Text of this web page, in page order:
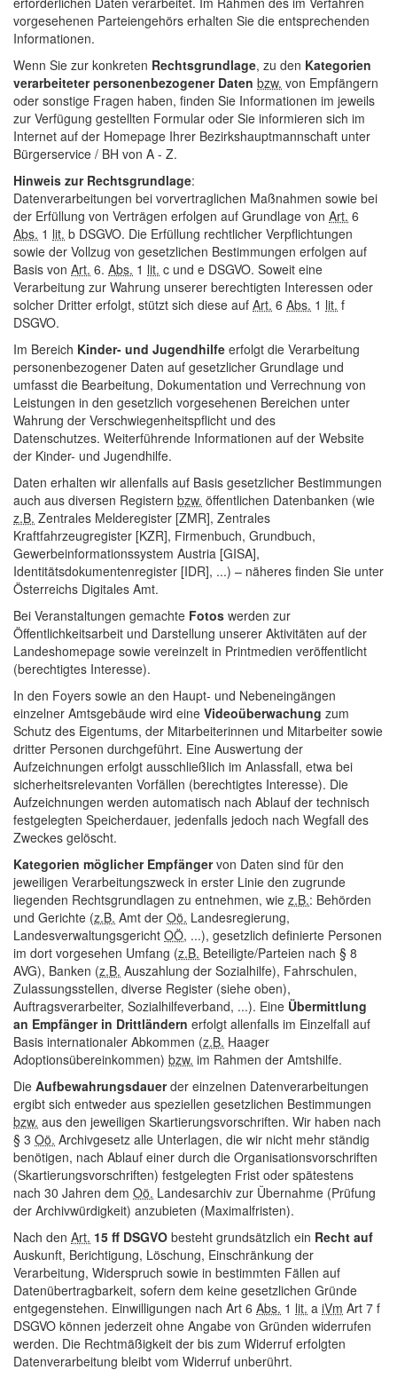
vorgesehenen Parteiengehörs erhalten Sie die entsprechenden
Informationen.
Wenn Sie zur konkreten Rechtsgrundlage, zu den Kategorien
verarbeiteter personenbezogener Daten bzw. von Empfängern
oder sonstige Fragen haben, finden Sie Informationen im jeweils
zur Verfügung gestellten Formular oder Sie informieren sich im
Internet auf der Homepage Ihrer Bezirkshauptmannschaft unter
Bürgerservice / BH von A - Z.
Hinweis zur Rechtsgrundlage:
Datenverarbeitungen bei vorvertraglichen Maßnahmen sowie bei
der Erfüllung von Verträgen erfolgen auf Grundlage von Art. 6
Abs. 1 lit. b DSGVO. Die Erfüllung rechtlicher Verpflichtungen
sowie der Vollzug von gesetzlichen Bestimmungen erfolgen auf
Basis von Art. 6. Abs. 1 lit. c und e DSGVO. Soweit eine
Verarbeitung zur Wahrung unserer berechtigten Interessen oder
solcher Dritter erfolgt, stützt sich diese auf Art. 6 Abs. 1 lit. f
DSGVO.
Im Bereich Kinder- und Jugendhilfe erfolgt die Verarbeitung
personenbezogener Daten auf gesetzlicher Grundlage und
umfasst die Bearbeitung, Dokumentation und Verrechnung von
Leistungen in den gesetzlich vorgesehenen Bereichen unter
Wahrung der Verschwiegenheitspflicht und des
Datenschutzes. Weiterführende Informationen auf der Website
der Kinder- und Jugendhilfe.
Daten erhalten wir allenfalls auf Basis gesetzlicher Bestimmungen
auch aus diversen Registern bzw. öffentlichen Datenbanken (wie
z.B. Zentrales Melderegister [ZMR], Zentrales
Kraftfahrzeugregister [KZR], Firmenbuch, Grundbuch,
Gewerbeinformationssystem Austria [GISA],
Identitätsdokumentenregister [IDR], ...) – näheres finden Sie unter
Österreichs Digitales Amt.
Bei Veranstaltungen gemachte Fotos werden zur
Öffentlichkeitsarbeit und Darstellung unserer Aktivitäten auf der
Landeshomepage sowie vereinzelt in Printmedien veröffentlicht
(berechtigtes Interesse).
In den Foyers sowie an den Haupt- und Nebeneingängen
einzelner Amtsgebäude wird eine Videoüberwachung zum
Schutz des Eigentums, der Mitarbeiterinnen und Mitarbeiter sowie
dritter Personen durchgeführt. Eine Auswertung der
Aufzeichnungen erfolgt ausschließlich im Anlassfall, etwa bei
sicherheitsrelevanten Vorfällen (berechtigtes Interesse). Die
Aufzeichnungen werden automatisch nach Ablauf der technisch
festgelegten Speicherdauer, jedenfalls jedoch nach Wegfall des
Zweckes gelöscht.
Kategorien möglicher Empfängervon Daten sind für den
jeweiligen Verarbeitungszweck in erster Linie den zugrunde
liegenden Rechtsgrundlagen zu entnehmen, wie z.B.: Behörden
und Gerichte (z.B. Amt der Oö. Landesregierung,
Landesverwaltungsgericht OÖ, ...), gesetzlich definierte Personen
im dort vorgesehen Umfang (z.B. Beteiligte/Parteien nach § 8
AVG), Banken (z.B. Auszahlung der Sozialhilfe), Fahrschulen,
Zulassungsstellen, diverse Register (siehe oben),
Auftragsverarbeiter, Sozialhilfeverband, ...). Eine Übermittlung
an Empfänger in Drittländern erfolgt allenfalls im Einzelfall auf
Basis internationaler Abkommen (z.B. Haager
Adoptionsübereinkommen) bzw. im Rahmen der Amtshilfe.
Die Aufbewahrungsdauerder einzelnen Datenverarbeitungen
ergibt sich entweder aus speziellen gesetzlichen Bestimmungen
bzw. aus den jeweiligen Skartierungsvorschriften. Wir haben nach
§ 3 Oö. Archivgesetz alle Unterlagen, die wir nicht mehr ständig
benötigen, nach Ablauf einer durch die Organisationsvorschriften
(Skartierungsvorschriften) festgelegten Frist oder spätestens
nach 30 Jahren dem Oö. Landesarchiv zur Übernahme (Prüfung
der Archivwürdigkeit) anzubieten (Maximalfristen).
Nach den Art. 15 ff DSGVO besteht grundsätzlich ein Recht auf
Auskunft, Berichtigung, Löschung, Einschränkung der
Verarbeitung, Widerspruch sowie in bestimmten Fällen auf
Datenübertragbarkeit, sofern dem keine gesetzlichen Gründe
entgegenstehen. Einwilligungen nach Art 6 Abs. 1 lit. a iVm Art 7 f
DSGVO können jederzeit ohne Angabe von Gründen widerrufen
werden. Die Rechtmäßigkeit der bis zum Widerruf erfolgten
Datenverarbeitung bleibt vom Widerruf unberührt.